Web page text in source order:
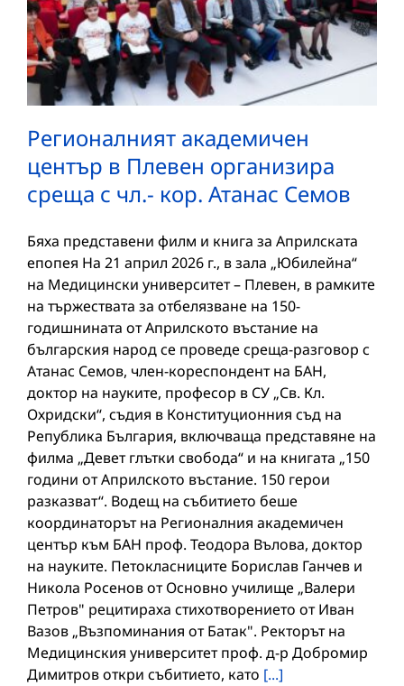
Регионалният академичен
център в Плевен организира
среща с чл.- кор. Атанас Семов
Бяха представени филм и книга за Априлската
епопея На 21 април 2026 г., в зала „Юбилейна“
на Медицински университет – Плевен, в рамките
на тържествата за отбелязване на 150-
годишнината от Априлското въстание на
българския народ се проведе среща-разговор с
Атанас Семов, член-кореспондент на БАН,
доктор на науките, професор в СУ „Св. Кл.
Охридски“, съдия в Конституционния съд на
Република България, включваща представяне на
филма „Девет глътки свобода“ и на книгата „150
години от Априлското въстание. 150 герои
разказват“. Водещ на събитието беше
координаторът на Регионалния академичен
център към БАН проф. Теодора Вълова, доктор
на науките. Петокласниците Борислав Ганчев и
Никола Росенов от Основно училище „Валери
Петров" рецитираха стихотворението от Иван
Вазов „Възпоминания от Батак". Ректорът на
Медицинския университет проф. д-р Добромир
Димитров откри събитието, като [...]